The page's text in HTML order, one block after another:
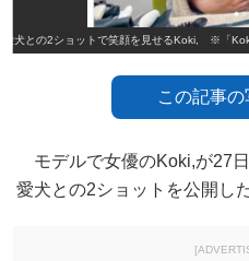
愛犬との2ショットで笑顔を見せるKoki, ※「
この記事
モデルで女優のKoki,が27日
愛犬との2ショットを公開した